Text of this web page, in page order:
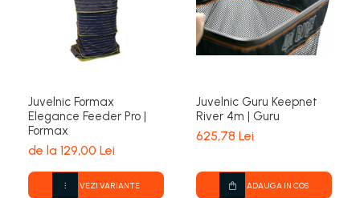
Juvelnic Formax
Elegance Feeder Pro |
Formax
de la 129,00 Lei
VEZI VARIANTE
Juvelnic Guru Keepnet
River 4m | Guru
625,78 Lei
ADAUGA IN COS